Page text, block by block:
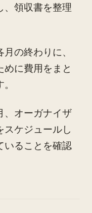
、領収書を整理
月の終わりに、
に費用をまと
、オーガナイザ
スケジュールし
いることを確認